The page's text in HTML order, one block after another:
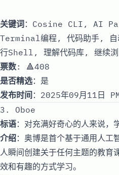
关键词 ：Cosine CLI, AI
Terminal编程, 代码助手, 自
行Shell, 理解代码库, 继续
票数: 🔺408
是否精选：是
发布时间 ：2025年09月11日
3. Oboe
标语：对充满好奇心的人来说，
介绍：奥博是首个基于通用人工
人瞬间创建关于任何主题的教育
效和有趣的方式学习。